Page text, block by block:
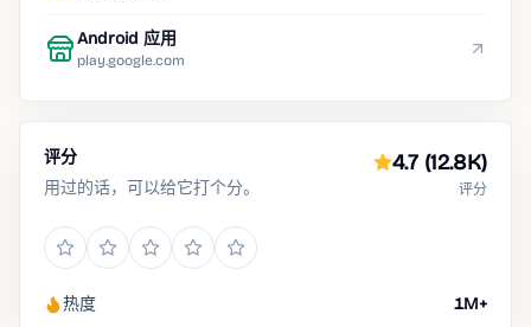
Android 应用
play.google.com
评分
用过的话，可以给它打个分。
4.7 (12.8K)
评分
热度 1M+